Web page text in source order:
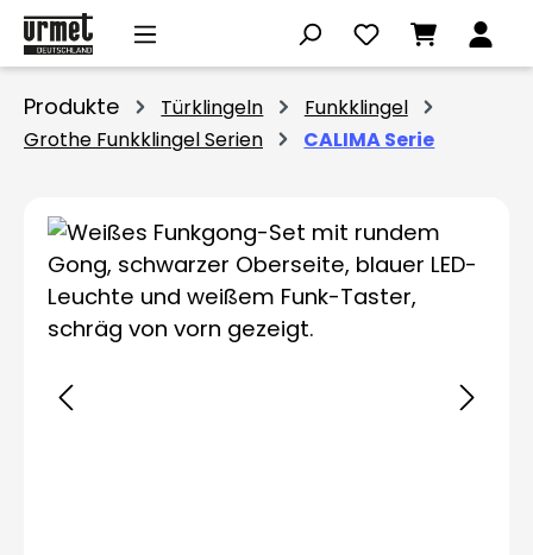
Zum Hauptinhalt springen
Produkte Türklingeln
Funkklingel
Grothe Funkklingel Serien
CALIMA Serie
Bildergalerie überspringen